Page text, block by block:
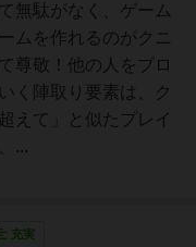
無駄がなく、ゲーム
ムを作れるのがクニ
尊敬！他の人をブロ
く陣取り要素は、ク
えて」と似たプレイ
...
充実